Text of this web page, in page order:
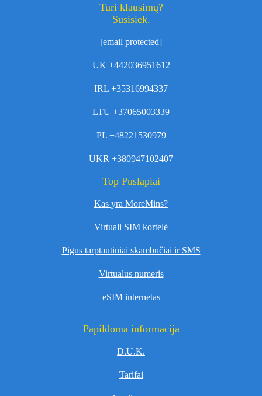
Turi klausimų?
Susisiek.
[email protected]
UK +442036951612
IRL +35316994337
LTU +37065003339
PL +48221530979
UKR +380947102407
Top Puslapiai
Kas yra MoreMins?
Virtuali SIM kortelė
Pigūs tarptautiniai skambučiai ir SMS
Virtualus numeris
eSIM internetas
Papildoma informacija
D.U.K.
Tarifai